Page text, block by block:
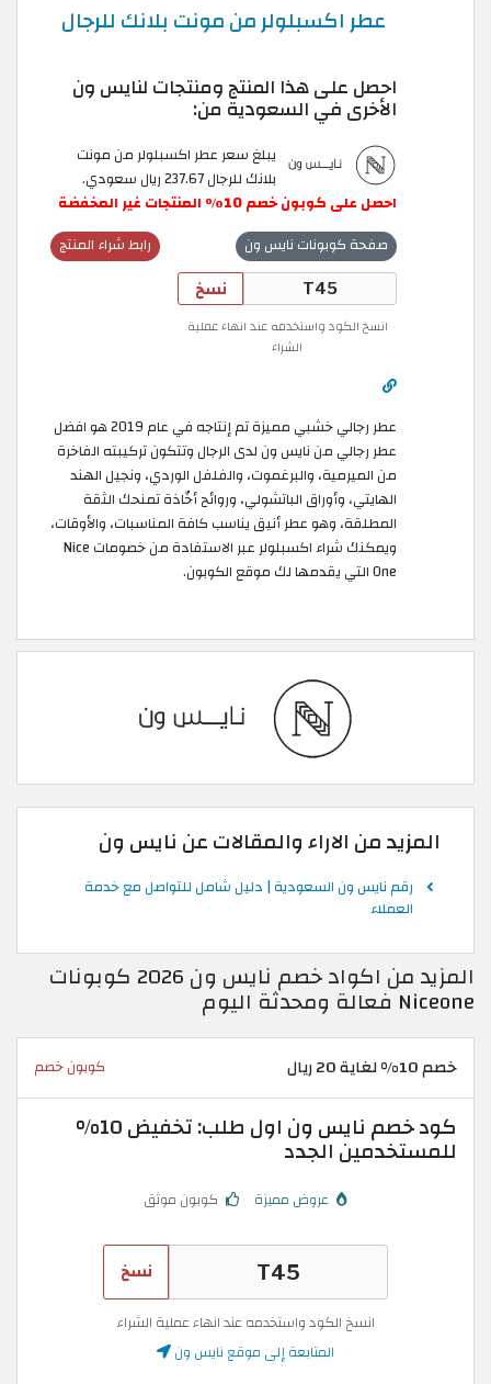
عطر اكسبلولر من مونت بلانك للرجال
احصل على هذا المنتج ومنتجات لنايس ون
الأخرى في السعودية من:
يبلغ سعر عطر اكسبلولر من مونت
بلانك للرجال 237.67 ريال سعودي.
احصل على كوبونخصم ٪ المنتجات غير المخفضة
رابط شراء المنتج صفحة كوبونات نايس ون
نسخ
انسخ الكود واستخدمه عند انهاء عملية
الشراء
عطر رجالي خشبي مميزة تم إنتاجه في عام 2019 هو افضل
عطر رجالي من نايس ون لدى الرجال وتتكون تركيبته الفاخرة
من الميرمية، والبرغموت، والفلفل الوردي، ونجيل الهند
الهايتي، وأوراق الباتشولي، وروائح أخّاذة تمنحك الثقة
المطلقة، وهو عطر أنيق يناسب كافة المناسبات، والأوقات،
ويمكنك شراء اكسبلولر عبر الاستفادة من خصومات Nice
One التي يقدمها لك موقع الكوبون.
المزيد من الاراء والمقالات عن نايس ون
رقم نايس ون السعودية | دليل شامل للتواصل مع خدمة
العملاء
المزيد من اكواد خصم نايس ون 2026 كوبونات
Niceone فعالة ومحدثة اليوم
خصم 10% لغاية 20 ريال كوبون خصم
كود خصم نايس ون اول طلب: تخفيض 10%
للمستخدمين الجدد
عروض مميزة كوبون موثق
نسخ
انسخ الكود واستخدمه عند انهاء عملية الشراء
المتابعة إلى موقع نايس ون